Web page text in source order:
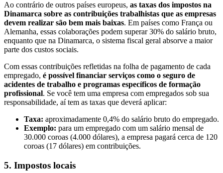
Ao contrário de outros países europeus, as taxas dos impostos na
Dinamarca sobre as contribuições trabalhistas que as empresas
devem realizar são bem mais baixas. Em países como França ou
Alemanha, essas colaborações podem superar 30% do salário bruto,
enquanto que na Dinamarca, o sistema fiscal geral absorve a maior
parte dos custos sociais.
Com essas contribuições refletidas na folha de pagamento de cada
empregado, é possível financiar serviços como o seguro de
acidentes de trabalho e programas específicos de formação
profissional. Se você tem uma empresa com empregados sob sua
responsabilidade, aí tem as taxas que deverá aplicar:
Taxa: aproximadamente 0,4% do salário bruto do empregado.
Exemplo: para um empregado com um salário mensal de
30.000 coroas (4.000 dólares), a empresa pagará cerca de 120
coroas (17 dólares) em contribuições.
5. Impostos locais